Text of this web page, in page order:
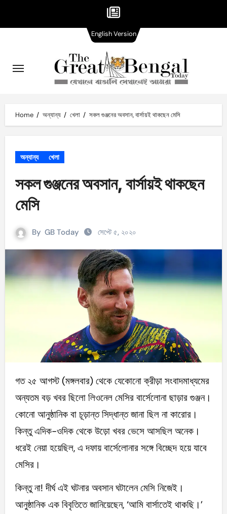
content
Home অন্যান্য খেলা সকল গুঞ্জনের অবসান, বার্সায়ই থাকছেন মেসি
অন্যান্য খেলা
সকল গুঞ্জনের অবসান, বার্সায়ই থাকছেন
মেসি
By GB Today সেপ্টে ৫, ২০২০
গত ২৫ আগস্ট (মঙ্গলবার) থেকে যেকোনো ক্রীড়া সংবাদমাধ্যমের
অন্যতম বড় খবর ছিলো লিওনেল মেসির বার্সেলোনা ছাড়ার গুঞ্জন।
কোনো আনুষ্ঠানিক বা চূড়ান্ত সিদ্ধান্ত জানা ছিল না কারোর।
কিন্তু এদিক-ওদিক থেকে উড়ো খবর ভেসে আসছিল অনেক।
ধরেই নেয়া হয়েছিল, এ দফায় বার্সেলোনার সঙ্গে বিচ্ছেদ হয়ে যাবে
মেসির।
কিন্তু না! দীর্ঘ এই ঘটনার অবসান ঘটালেন মেসি নিজেই।
আনুষ্ঠানিক এক বিবৃতিতে জানিয়েছেন, ‘আমি বার্সাতেই থাকছি।’
English VersionVersion